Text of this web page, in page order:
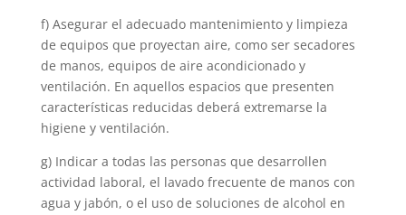
f) Asegurar el adecuado mantenimiento y limpieza
de equipos que proyectan aire, como ser secadores
de manos, equipos de aire acondicionado y
ventilación. En aquellos espacios que presenten
características reducidas deberá extremarse la
higiene y ventilación.
g) Indicar a todas las personas que desarrollen
actividad laboral, el lavado frecuente de manos con
agua y jabón, o el uso de soluciones de alcohol en